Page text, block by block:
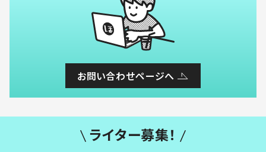
お問い合わせページへ
ライター募集！